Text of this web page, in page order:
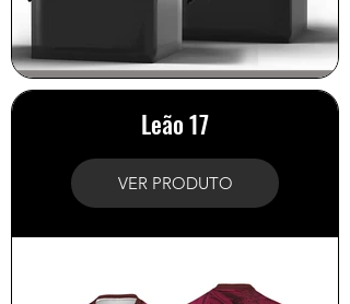
Leão 17
VER PRODUTO